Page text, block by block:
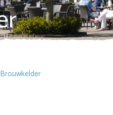
Brouwkelder